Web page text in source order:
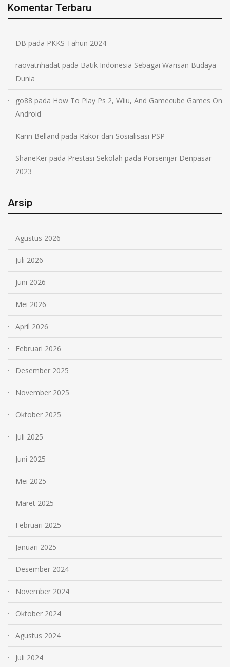
Komentar Terbaru
DB pada PKKS Tahun 2024
raovatnhadat pada Batik Indonesia Sebagai Warisan Budaya
Dunia
go88 pada How To Play Ps 2, Wiiu, And Gamecube Games On
Android
Karin Belland pada Rakor dan Sosialisasi PSP
ShaneKer pada Prestasi Sekolah pada Porsenijar Denpasar
2023
Arsip
Agustus 2026
Juli 2026
Juni 2026
Mei 2026
April 2026
Februari 2026
Desember 2025
November 2025
Oktober 2025
Juli 2025
Juni 2025
Mei 2025
Maret 2025
Februari 2025
Januari 2025
Desember 2024
November 2024
Oktober 2024
Agustus 2024
Juli 2024